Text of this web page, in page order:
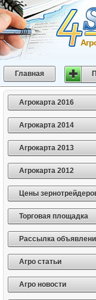
Главная
Агрокарта 2016
Агрокарта 2014
Агрокарта 2013
Агрокарта 2012
Цены
Торговая площадка
Рассылка
Агро статьи
Агро новости